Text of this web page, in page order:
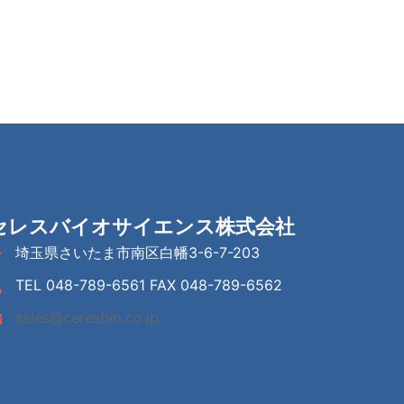
レスバイオサイエンス株式会社
埼玉県さいたま市南区白幡3-6-7-203
TEL 048-789-6561 FAX 048-789-6562
sales@ceresbio.co.jp